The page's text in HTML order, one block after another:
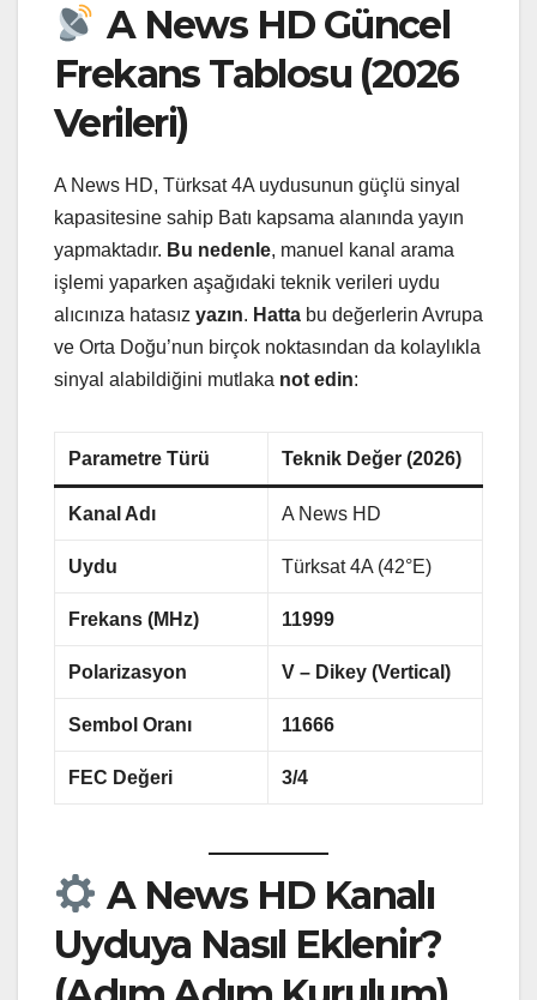
A News HD Güncel
Frekans Tablosu (2026
Verileri)
A News HD, Türksat 4A uydusunun güçlü sinyal
kapasitesine sahip Batı kapsama alanında yayın
yapmaktadır. Bu nedenle, manuel kanal arama
işlemi yaparken aşağıdaki teknik verileri uydu
alıcınıza hatasız yazın. Hatta bu değerlerin Avrupa
ve Orta Doğu’nun birçok noktasından da kolaylıkla
sinyal alabildiğini mutlaka not edin:
Parametre Türü Teknik Değer (2026)
Kanal Adı A News HD
Uydu Türksat 4A (42°E)
Frekans (MHz) 11999
Polarizasyon V – Dikey (Vertical)
Sembol Oranı 11666
FEC Değeri 3/4
A News HD Kanalı
Uyduya Nasıl Eklenir?